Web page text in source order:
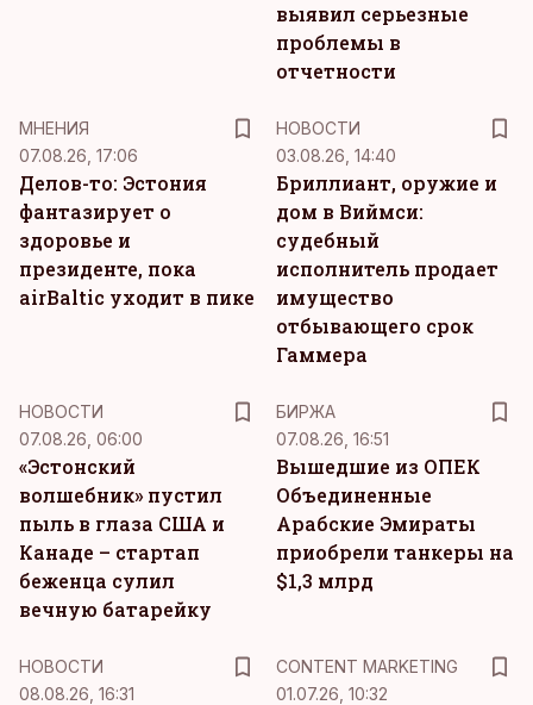
выявил серьезные
проблемы в
отчетности
MНЕНИЯ
07.08.26, 17:06
Делов-то: Эстония
фантазирует о
здоровье и
президенте, пока
airBaltic уходит в пике
НОВОСТИ
03.08.26, 14:40
Бриллиант, оружие и
дом в Виймси:
судебный
исполнитель продает
имущество
отбывающего срок
Гаммера
НОВОСТИ
07.08.26, 06:00
«Эстонский
волшебник» пустил
пыль в глаза США и
Канаде – стартап
беженца сулил
вечную батарейку
БИРЖА
07.08.26, 16:51
Вышедшие из ОПЕК
Объединенные
Арабские Эмираты
приобрели танкеры на
$1,3 млрд
НОВОСТИ
08.08.26, 16:31
CONTENT MARKETING
01.07.26, 10:32